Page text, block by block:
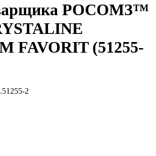
РОСОМЗ™
FAVORIT (51255-
2